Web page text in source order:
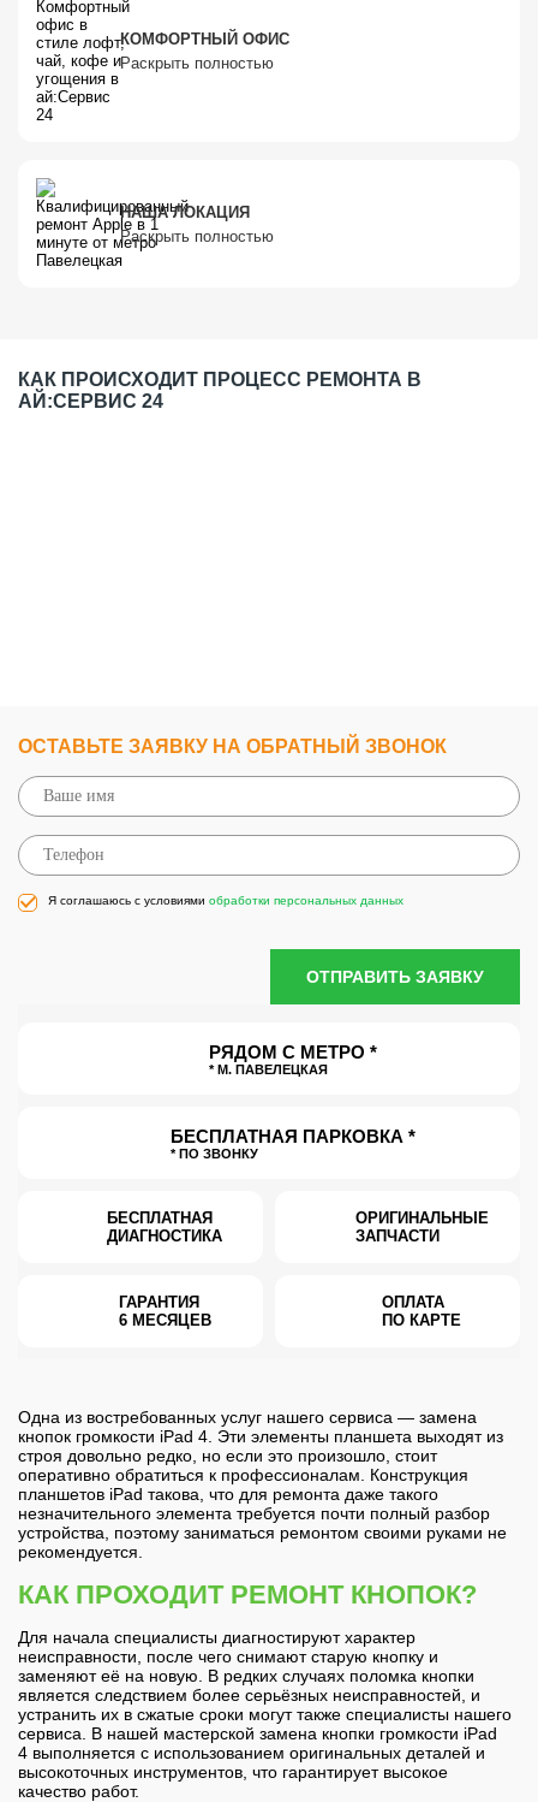
КОМФОРТНЫЙ ОФИС
Раскрыть полностью
НАША ЛОКАЦИЯ
Раскрыть полностью
КАК ПРОИСХОДИТ ПРОЦЕСС РЕМОНТА В
АЙ:СЕРВИС 24
ОСТАВЬТЕ ЗАЯВКУ НА ОБРАТНЫЙ ЗВОНОК
Я соглашаюсь с условиями обработки персональных данных
ОТПРАВИТЬ ЗАЯВКУ
РЯДОМ С МЕТРО *
* М. ПАВЕЛЕЦКАЯ
БЕСПЛАТНАЯ ПАРКОВКА *
* ПО ЗВОНКУ
БЕСПЛАТНАЯ
ДИАГНОСТИКА
ОРИГИНАЛЬНЫЕ
ЗАПЧАСТИ
ГАРАНТИЯ
6 МЕСЯЦЕВ
ОПЛАТА
ПО КАРТЕ
Одна из востребованных услуг нашего сервиса — замена
кнопок громкости iPad 4. Эти элементы планшета выходят из
строя довольно редко, но если это произошло, стоит
оперативно обратиться к профессионалам. Конструкция
планшетов iPad такова, что для ремонта даже такого
незначительного элемента требуется почти полный разбор
устройства, поэтому заниматься ремонтом своими руками не
рекомендуется.
КАК ПРОХОДИТ РЕМОНТ КНОПОК?
Для начала специалисты диагностируют характер
неисправности, после чего снимают старую кнопку и
заменяют её на новую. В редких случаях поломка кнопки
является следствием более серьёзных неисправностей, и
устранить их в сжатые сроки могут также специалисты нашего
сервиса. В нашей мастерской замена кнопки громкости iPad
4 выполняется с использованием оригинальных деталей и
высокоточных инструментов, что гарантирует высокое
качество работ.